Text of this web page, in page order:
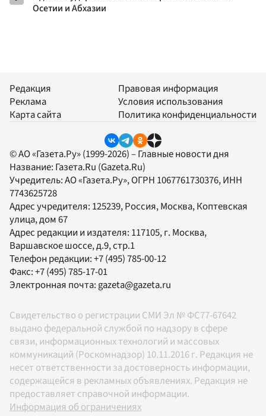
Осетии и Абхазии
Редакция
Реклама
Карта сайта
Правовая информация
Условия использования
Политика конфиденциальности
© АО «Газета.Ру» (1999-2026) – Главные новости дня
Название: Газета.Ru (Gazeta.Ru)
Учредитель:АО «Газета.Ру», ОГРН 1067761730376, ИНН
7743625728
Адрес учредителя: 125239, Россия, Москва, Коптевская
улица, дом 67
Адрес редакции и издателя: 117105, г. Москва,
Варшавское шоссе, д.9, стр.1
Телефон редакции:+7 (495) 785-00-12
Факс:+7 (495) 785-17-01
Электронная почта:gazeta@gazeta.ru
Свидетельство о регистрации СМИ Эл № ФС77-67642
выдано федеральной службой по надзору в сфере
связи, информационных технологий и массовых
коммуникаций (Роскомнадзор) 10.11.2016 г. Редакция не
несет ответственности за достоверность информации,
содержащейся в рекламных объявлениях. Редакция не
предоставляет справочной информации.
Информация об ограничениях